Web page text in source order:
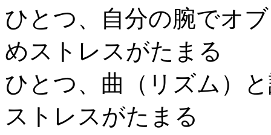
ひとつ、自分の腕でオ
めストレスがたまる
ひとつ、曲（リズム）
ストレスがたまる